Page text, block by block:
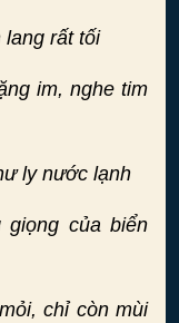
lang rất tối
im, nghe tim
ly nước lạnh
của biển
chỉ còn mùi